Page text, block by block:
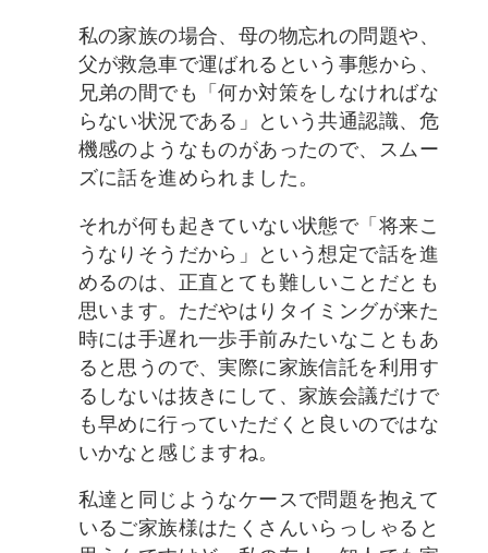
私の家族の場合、母の物忘れの問題や、
父が救急車で運ばれるという事態から、
兄弟の間でも「何か対策をしなければな
らない状況である」という共通認識、危
機感のようなものがあったので、スムー
ズに話を進められました。
それが何も起きていない状態で「将来こ
うなりそうだから」という想定で話を進
めるのは、正直とても難しいことだとも
思います。ただやはりタイミングが来た
時には手遅れ一歩手前みたいなこともあ
ると思うので、実際に家族信託を利用す
るしないは抜きにして、家族会議だけで
も早めに行っていただくと良いのではな
いかなと感じますね。
私達と同じようなケースで問題を抱えて
いるご家族様はたくさんいらっしゃると